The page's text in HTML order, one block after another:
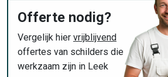
Offerte nodig?
Vergelijk hier vrijblijvend
offertes van schilders die
werkzaam zijn in Leek